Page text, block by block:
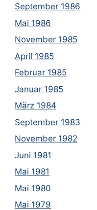
September 1986
Mai 1986
November 1985
April 1985
Februar 1985
Januar 1985
März 1984
September 1983
November 1982
Juni 1981
Mai 1981
Mai 1980
Mai 1979